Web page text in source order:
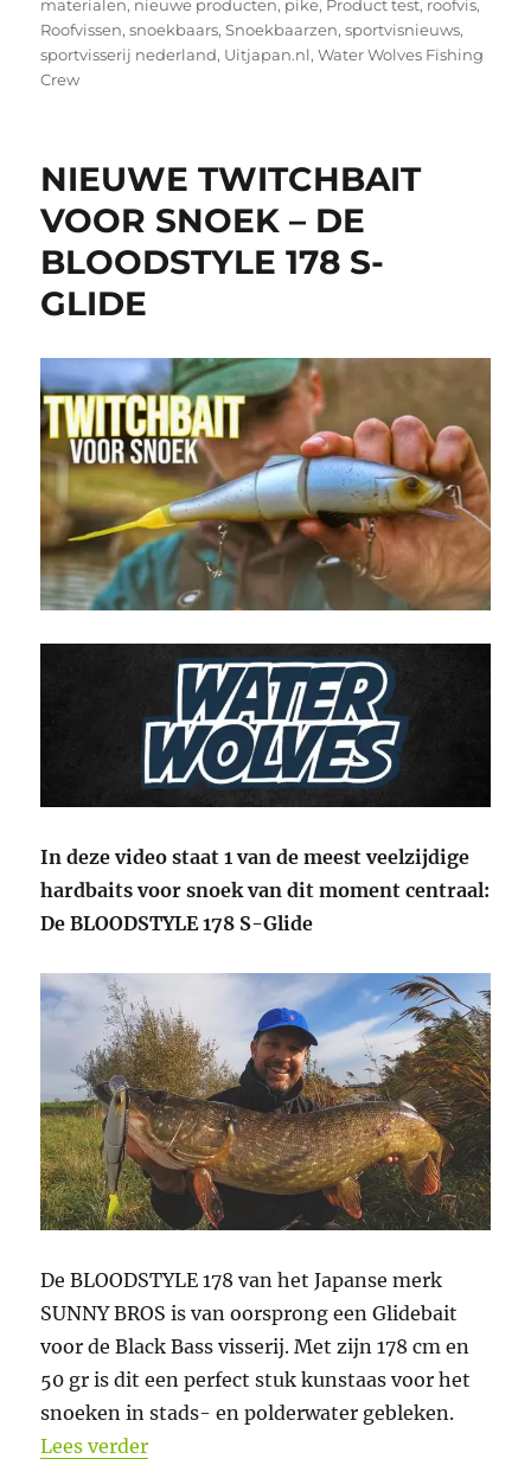
materialen, nieuwe producten, pike, Product test, roofvis,
Roofvissen,snoekbaars,Snoekbaarzen,sportvisnieuws,
sportvisserij nederland, Uitjapan.nl,Water Wolves Fishing
Crew
NIEUWE TWITCHBAIT
VOOR SNOEK – DE
BLOODSTYLE 178 S-
GLIDE
In deze video staat 1 van de meest veelzijdige
hardbaits voor snoek van dit moment centraal:
De BLOODSTYLE 178 S-Glide
De BLOODSTYLE 178 van het Japanse merk
SUNNY BROS is van oorsprong een Glidebait
voor de Black Bass visserij. Met zijn 178 cm en
50 gr is dit een perfect stuk kunstaas voor het
snoeken in stads- en polderwater gebleken.
Lees verder“NIEUWE TWITCHBAIT VOOR SNOEK –